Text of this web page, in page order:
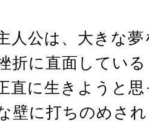
人公は、大きな
折に直面してい
直に生きようと
壁に打ちのめさ